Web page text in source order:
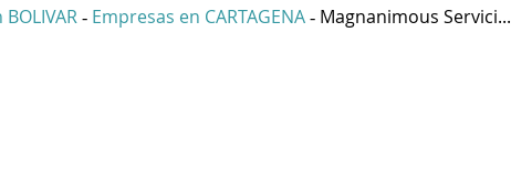
- Empresas en CARTAGENA - Magnanimous Servici...